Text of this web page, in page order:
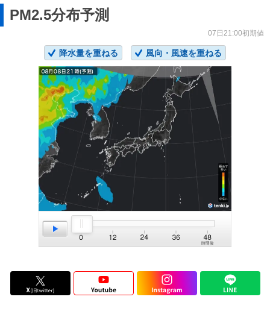
PM2.5分布予測
07日21:00初期値
降水量を重ねる 風向・風速を重ねる